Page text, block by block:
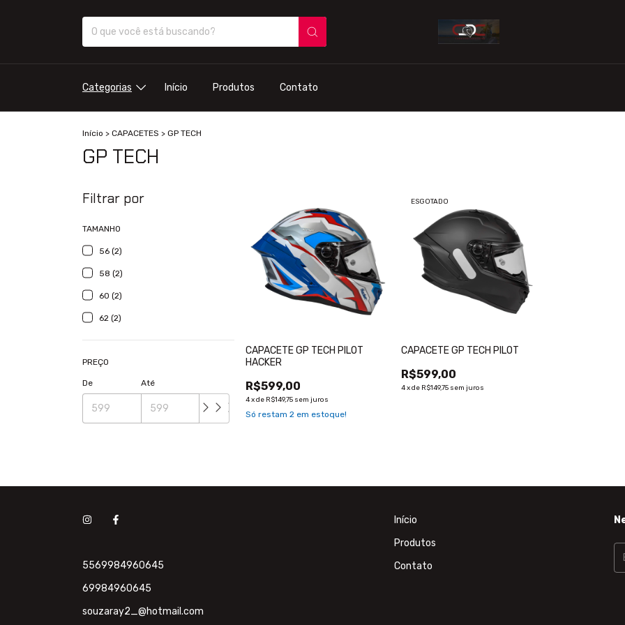
Categorias Início Produtos Contato
Início > CAPACETES > GP TECH
GP TECH
Filtrar por
TAMANHO
56 (2)
58 (2)
60 (2)
62 (2)
PREÇO
De Até
CAPACETE GP TECH PILOT
HACKER
R$599,00
4xde R$149,75 sem juros
Só restam2 em estoque!
ESGOTADO
CAPACETE GP TECH PILOT
R$599,00
4xde R$149,75 sem juros
5569984960645
69984960645
souzaray2_@hotmail.com
Início
Produtos
Contato